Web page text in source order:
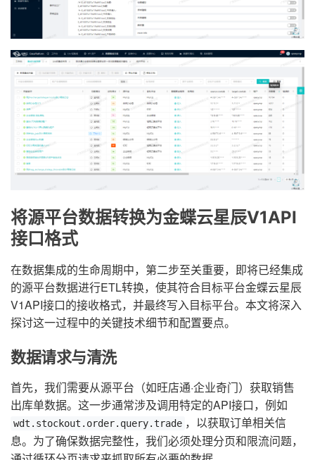
将源平台数据转换为金蝶云星辰V1API
接口格式
在数据集成的生命周期中，第二步至关重要，即将已经集成
的源平台数据进行ETL转换，使其符合目标平台金蝶云星辰
V1API接口的接收格式，并最终写入目标平台。本文将深入
探讨这一过程中的关键技术细节和配置要点。
数据请求与清洗
首先，我们需要从源平台（如旺店通·企业奇门）获取销售
出库单数据。这一步通常涉及调用特定的API接口，例如
wdt.stockout.order.query.trade ，以获取订单相关信
息。为了确保数据完整性，我们必须处理分页和限流问题，